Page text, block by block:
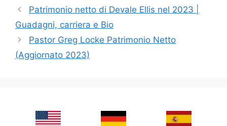
Patrimonio netto di Devale Ellis nel 2023 |
Guadagni, carriera e Bio
Pastor Greg Locke Patrimonio Netto
(Aggiornato 2023)